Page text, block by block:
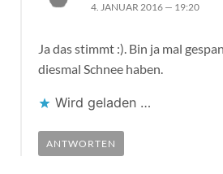
4. JANUAR 2016 — 19:20
Ja das stimmt :). Bin ja mal
diesmal Schnee haben.
Wird geladen …
ANTWORTEN